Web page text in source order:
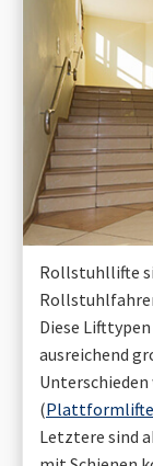
Rollstuhllifte
Diese
ausreichend
(Plattformlifte
Letztere sind